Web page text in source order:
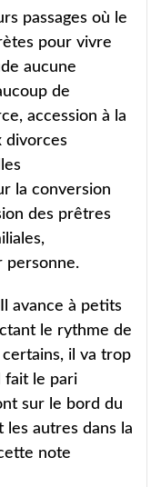
passages où le
pour vivre
aucune
de
accession à la
divorces
la conversion
des prêtres
personne.
avance à petits
le rythme de
certains, il va trop
fait le pari
sur le bord du
les autres dans la
note